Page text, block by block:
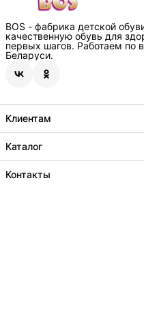
BOS - фабрика детской
качественную обувь для
первых шагов. Работаем по
Беларуси.
Клиентам
Подарочная карта
Где купить
Технологии
Каталог
Бестселлеры
Новинки
Контакты